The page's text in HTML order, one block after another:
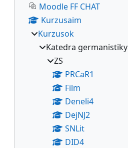
Moodle FF CHAT
Kurzusaim
Kurzusok
Katedra germanistiky
ZS
PRCaR1
Film
Deneli4
DejNJ2
SNLit
DID4